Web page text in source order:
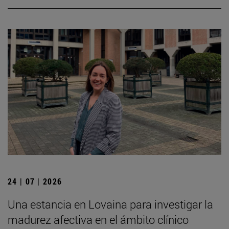
24 | 07 | 2026
Una estancia en Lovaina para investigar la
madurez afectiva en el ámbito clínico